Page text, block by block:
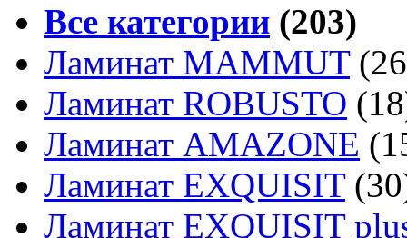
Все категории (203)
Ламинат MAMMUT
Ламинат ROBUSTO
Ламинат AMAZONE
Ламинат EXQUISIT
Ламинат EXQUISIT